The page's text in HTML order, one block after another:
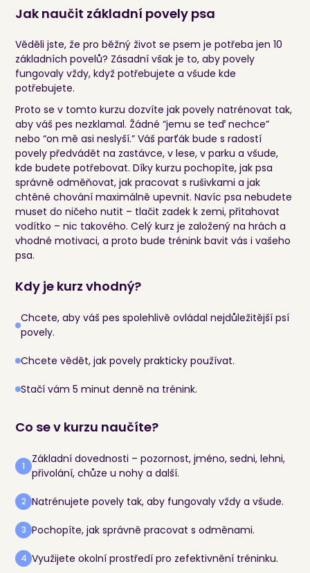
Jak naučit základní povely psa
Věděli jste, že pro běžný život se psem je potřeba jen 10
základních povelů? Zásadní však je to, aby povely
fungovaly vždy, když potřebujete a všude kde
potřebujete.
Proto se v tomto kurzu dozvíte jak povely natrénovat tak,
aby váš pes nezklamal. Žádné “jemu se teď nechce”
nebo “on mě asi neslyší.” Váš parťák bude s radostí
povely předvádět na zastávce, v lese, v parku a všude,
kde budete potřebovat. Díky kurzu pochopíte, jak psa
správně odměňovat, jak pracovat s rušivkami a jak
chtěné chování maximálně upevnit. Navíc psa nebudete
muset do ničeho nutit – tlačit zadek k zemi, přitahovat
vodítko – nic takového. Celý kurz je založený na hrách a
vhodné motivaci, a proto bude trénink bavit vás i vašeho
psa.
Kdy je kurz vhodný?
Chcete, aby váš pes spolehlivě ovládal nejdůležitější psí
povely.
Chcete vědět, jak povely prakticky používat.
Stačí vám 5 minut denně na trénink.
Co se v kurzu naučíte?
1
Základní dovednosti – pozornost, jméno, sedni, lehni,
přivolání, chůze u nohy a další.
2 Natrénujete povely tak, aby fungovaly vždy a všude.
3 Pochopíte, jak správně pracovat s odměnami.
4 Využijete okolní prostředí pro zefektivnění tréninku.